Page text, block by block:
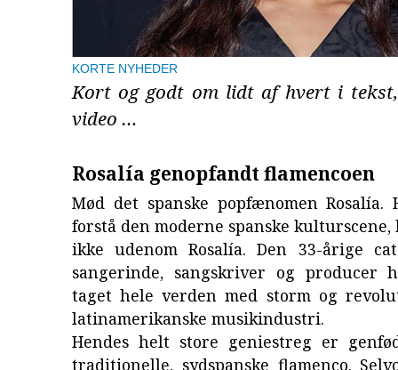
KORTE NYHEDER
Kort og godt om lidt af hvert i
video …
Rosalía genopfandt flamencoen
Mød det spanske popfænomen
forstå den moderne spanske kulturscene,
ikke udenom Rosalía. Den 33-årige
sangerinde, sangskriver og producer
taget hele verden med storm og
latinamerikanske musikindustri.
Hendes helt store geniestreg er
traditionelle, sydspanske flamenco.